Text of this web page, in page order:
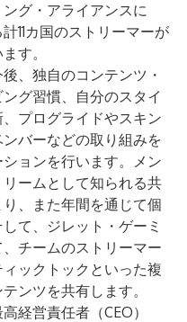
グ・アライアンスに
11カ国のストリーマーが
す。
、独自のコンテンツ・
グ習慣、自分のスタイ
プログライドやスキン
バーなどの取り組みを
ョンを行います。メン
ームとして知られる共
、また年間を通じて個
て、ジレット・ゲーミ
チームのストリーマー
ックトックといった複
ンツを共有します。
経営責任者（CEO）